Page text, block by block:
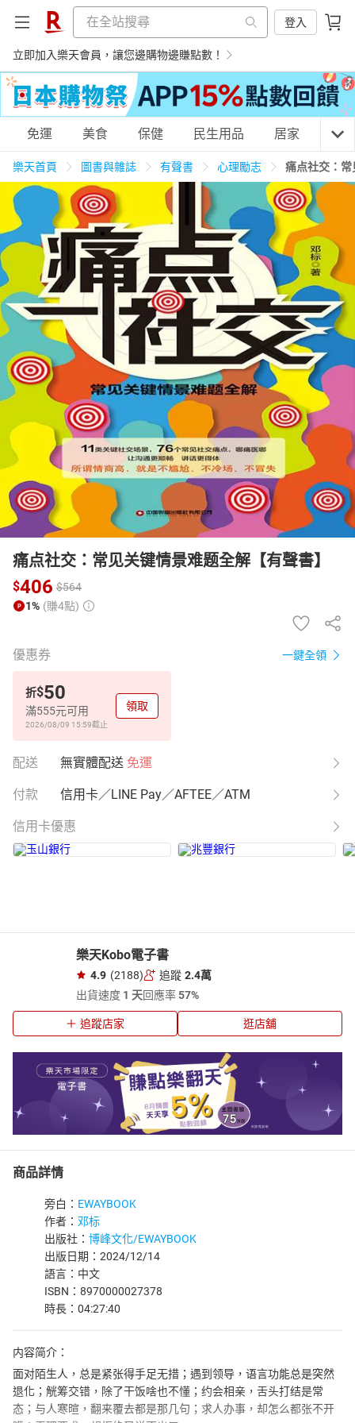
登入
立即加入樂天會員，讓您邊購物邊賺點數！
購物網分類
天天免運 美食蛋糕 養生保健 民生用品
居家生活 3C家電 運動休閒 親子玩具
女裝 化妝保養 情趣用品
日本購物 電子/紙本書
HOT
免運 美食 保健 民生用品 居家 3C
樂天首頁 圖書與雜誌 有聲書 心理勵志 痛点社交：
痛点社交：常见关键情景难题全解【有聲書】
$406 $564
1% (賺4點)
優惠券 一鍵全領
折$50
滿555元可用
2026/08/09 15:59截止
領取
配送 無實體配送 免運
付款 信用卡／LINE Pay／AFTEE／ATM
信用卡優惠
樂天Kobo電子書
4.9 (2188) 追蹤 2.4萬
出貨速度 1 天回應率57%
追蹤店家 逛店舖
商品詳情
旁白： EWAYBOOK
作者： 邓标
出版社： 博峰文化/EWAYBOOK
出版日期：2024/12/14
語言：中文
ISBN：8970000027378
時長：04:27:40
内容简介：
面对陌生人，总是紧张得手足无措；遇到领导，语言功能总是突然
退化；觥筹交错，除了干饭啥也不懂；约会相亲，舌头打结是常
态；与人寒暄，翻来覆去都是那几句；求人办事，却怎么都张不开